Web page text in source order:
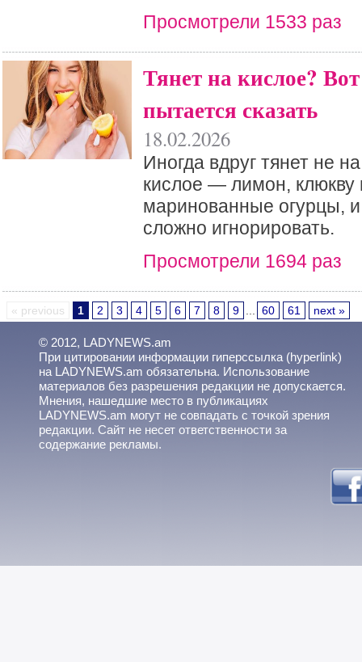
Просмотрели 1533 раз
Тянет на кислое?
пытается сказать
18.02.2026
Иногда вдруг тянет не
кислое — лимон, клюкву
маринованные огурцы,
сложно игнорировать.
Просмотрели 1694 раз
« previous 1 2 3 4 5 6 7 8 9 60 61 next »
© 2012, LADYNEWS.am
При цитировании информации гиперссылка (hyperlink)
на LADYNEWS.am обязательна. Использование
материалов без разрешения редакции не допускается.
Мнения, нашедшие место в публикациях
LADYNEWS.am могут не совпадать с точкой зрения
редакции. Сайт не несет ответственности за
содержание рекламы.